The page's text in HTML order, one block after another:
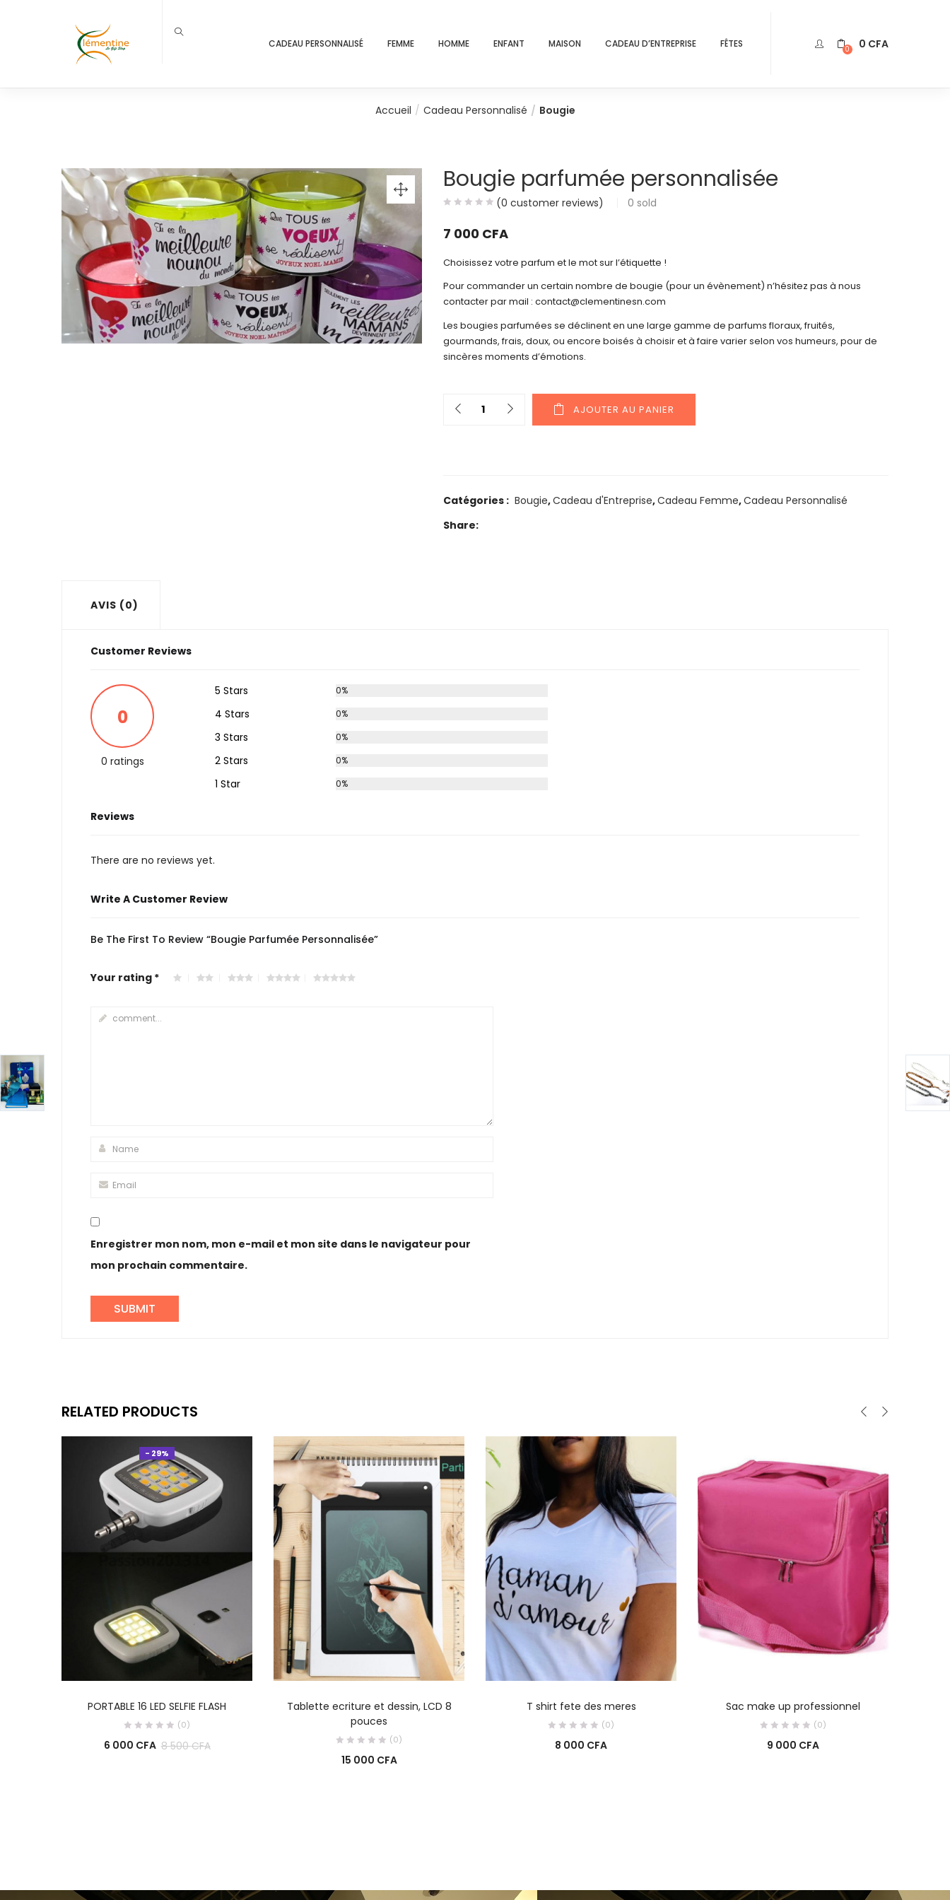
CADEAU PERSONNALISÉ FEMME HOMME ENFANT MAISON CADEAU D’ENTREPRISE FÊTES 0 0 CFA
Accueil Cadeau Personnalisé Bougie
Bougie parfumée personnalisée
(0 customer reviews) 0 sold
7 000 CFA
Choisissez votre parfum et le mot sur l’étiquette !
Pour commander un certain nombre de bougie (pour un évènement) n’hésitez pas à nous
contacter par mail : contact@clementinesn.com
Les bougies parfumées se déclinent en une large gamme de parfums floraux, fruités,
gourmands, frais, doux, ou encore boisés à choisir et à faire varier selon vos humeurs, pour de
sincères moments d’émotions.
Quantity
AJOUTER AU PANIER
Catégories : Bougie,Cadeau d'Entreprise,Cadeau Femme,Cadeau Personnalisé
Share:
AVIS (0)
Customer Reviews
0
0 ratings
5 Stars 0%
4 Stars 0%
3 Stars 0%
2 Stars 0%
1 Star 0%
Reviews
There are no reviews yet.
Write A Customer Review
Be The First To Review “Bougie Parfumée Personnalisée”
Your rating *
Enregistrer mon nom, mon e-mail et mon site dans le navigateur pour
mon prochain commentaire.
RELATED PRODUCTS
- 29%
PORTABLE 16 LED SELFIE FLASH
(0)
6 000 CFA 8 500CFA
Tablette ecriture et dessin, LCD 8
pouces
(0)
15 000 CFA
T shirt fete des meres
(0)
8 000 CFA
Sac make up professionnel
(0)
9 000 CFA
0